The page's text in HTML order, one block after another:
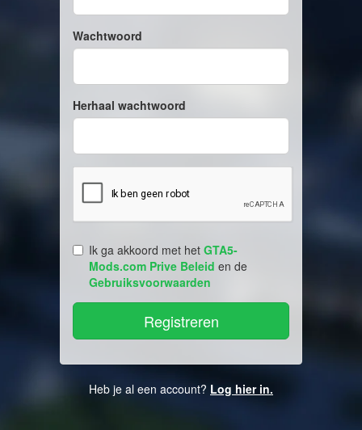
Wachtwoord
Herhaal wachtwoord
Ik ga akkoord met het GTA5-
Mods.com Prive Beleid en de
Gebruiksvoorwaarden
Heb je al een account? Log hier in.